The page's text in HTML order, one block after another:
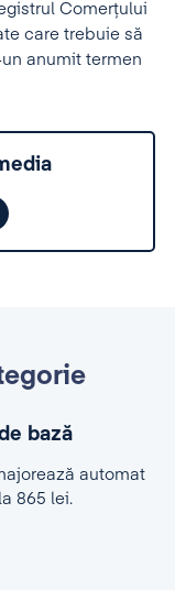
Comerţului
care trebuie să
anumit termen
bază
automat
865 lei.